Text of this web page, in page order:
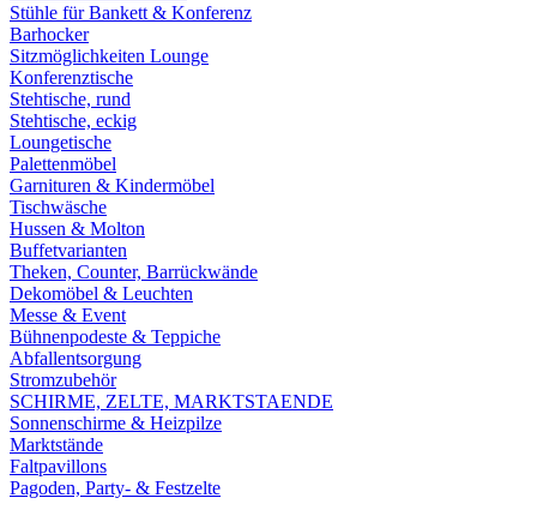
Stühle für Bankett & Konferenz
Barhocker
Sitzmöglichkeiten Lounge
Konferenztische
Stehtische, rund
Stehtische, eckig
Loungetische
Palettenmöbel
Garnituren & Kindermöbel
Tischwäsche
Hussen & Molton
Buffetvarianten
Theken, Counter, Barrückwände
Dekomöbel & Leuchten
Messe & Event
Bühnenpodeste & Teppiche
Abfallentsorgung
Stromzubehör
SCHIRME, ZELTE, MARKTSTAENDE
Sonnenschirme & Heizpilze
Marktstände
Faltpavillons
Pagoden, Party- & Festzelte